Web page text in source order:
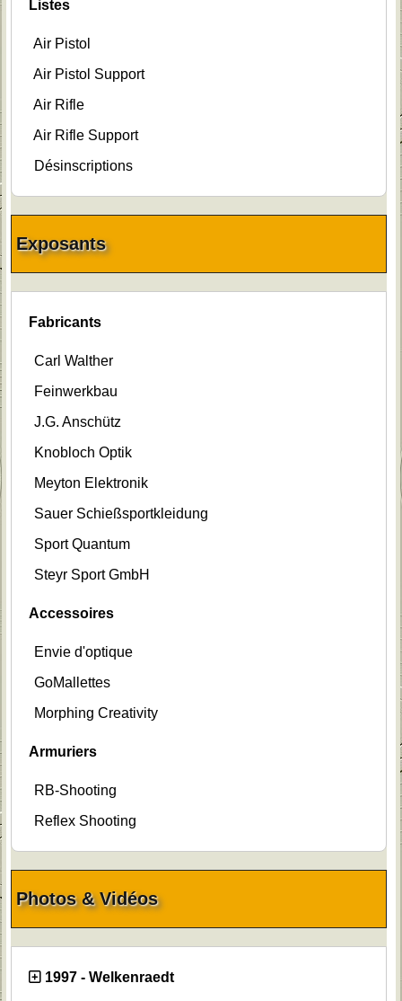
Listes
Air Pistol
Air Pistol Support
Air Rifle
Air Rifle Support
Désinscriptions
Exposants
Fabricants
Carl Walther
Feinwerkbau
J.G. Anschütz
Knobloch Optik
Meyton Elektronik
Sauer Schießsportkleidung
Sport Quantum
Steyr Sport GmbH
Accessoires
Envie d'optique
GoMallettes
Morphing Creativity
Armuriers
RB-Shooting
Reflex Shooting
Photos & Vidéos
1997 - Welkenraedt